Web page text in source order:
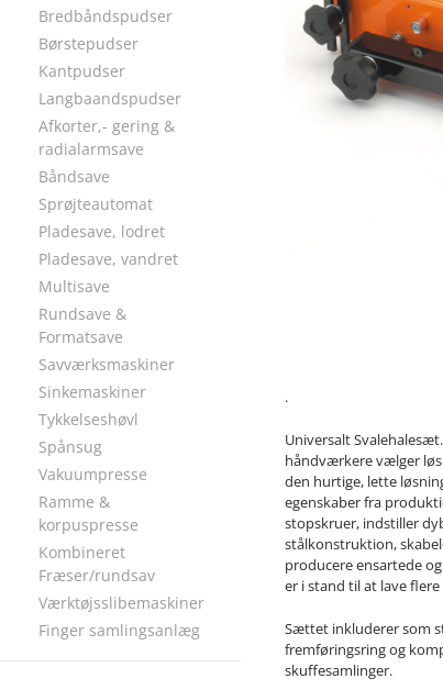
Bredbåndspudser
Børstepudser
Kantpudser
Langbaandspudser
Afkorter,- gering &
radialarmsave
Båndsave
Sprøjteautomat
Pladesave, lodret
Pladesave, vandret
Multisave
Rundsave &
Formatsave
Savværksmaskiner
Sinkemaskiner
Tykkelseshøvl
Spånsug
Vakuumpresse
Ramme &
korpuspresse
Kombineret
Fræser/rundsav
Værktøjsslibemaskiner
Finger samlingsanlæg
.
Universalt
håndværkere vælger
den hurtige, lette
egenskaber fra
stopskruer, indstiller
stålkonstruktion,
producere ensartede
er i stand til at lave
Sættet inkluderer som
fremføringsring og
skuffesamlinger.